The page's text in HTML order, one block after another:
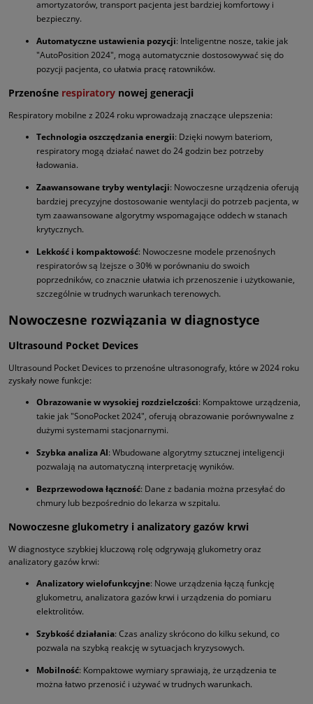
amortyzatorów, transport pacjenta jest bardziej komfortowy i
bezpieczny.
Automatyczne ustawienia pozycji: Inteligentne nosze, takie jak
"AutoPosition 2024", mogą automatycznie dostosowywać się do
pozycji pacjenta, co ułatwia pracę ratowników.
Przenośne respiratory nowej generacji
Respiratory mobilne z 2024 roku wprowadzają znaczące ulepszenia:
Technologia oszczędzania energii: Dzięki nowym bateriom,
respiratory mogą działać nawet do 24 godzin bez potrzeby
ładowania.
Zaawansowane tryby wentylacji: Nowoczesne urządzenia oferują
bardziej precyzyjne dostosowanie wentylacji do potrzeb pacjenta, w
tym zaawansowane algorytmy wspomagające oddech w stanach
krytycznych.
Lekkość i kompaktowość: Nowoczesne modele przenośnych
respiratorów są lżejsze o 30% w porównaniu do swoich
poprzedników, co znacznie ułatwia ich przenoszenie i użytkowanie,
szczególnie w trudnych warunkach terenowych.
Nowoczesne rozwiązania w diagnostyce
Ultrasound Pocket Devices
Ultrasound Pocket Devices to przenośne ultrasonografy, które w 2024 roku
zyskały nowe funkcje:
Obrazowanie w wysokiej rozdzielczości: Kompaktowe urządzenia,
takie jak "SonoPocket 2024", oferują obrazowanie porównywalne z
dużymi systemami stacjonarnymi.
Szybka analiza AI: Wbudowane algorytmy sztucznej inteligencji
pozwalają na automatyczną interpretację wyników.
Bezprzewodowa łączność: Dane z badania można przesyłać do
chmury lub bezpośrednio do lekarza w szpitalu.
Nowoczesne glukometry i analizatory gazów krwi
W diagnostyce szybkiej kluczową rolę odgrywają glukometry oraz
analizatory gazów krwi:
Analizatory wielofunkcyjne: Nowe urządzenia łączą funkcję
glukometru, analizatora gazów krwi i urządzenia do pomiaru
elektrolitów.
Szybkość działania: Czas analizy skrócono do kilku sekund, co
pozwala na szybką reakcję w sytuacjach kryzysowych.
Mobilność: Kompaktowe wymiary sprawiają, że urządzenia te
można łatwo przenosić i używać w trudnych warunkach.